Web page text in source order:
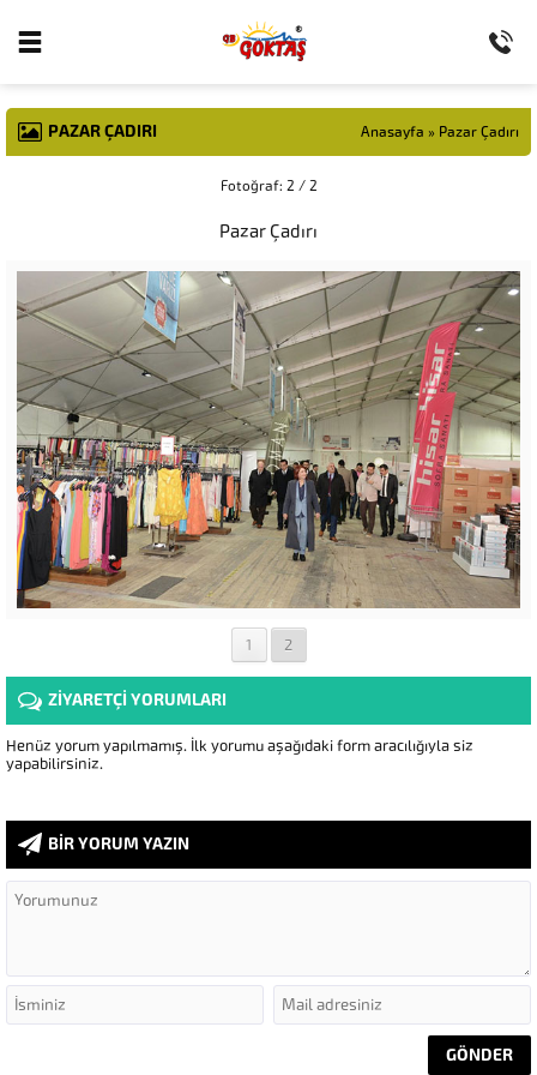
PAZAR ÇADIRI Anasayfa » Pazar Çadırı
Fotoğraf: 2 / 2
Pazar Çadırı
1 2
ZİYARETÇİ YORUMLARI
Henüz yorum yapılmamış. İlk yorumu aşağıdaki form aracılığıyla siz
yapabilirsiniz.
BİR YORUM YAZIN